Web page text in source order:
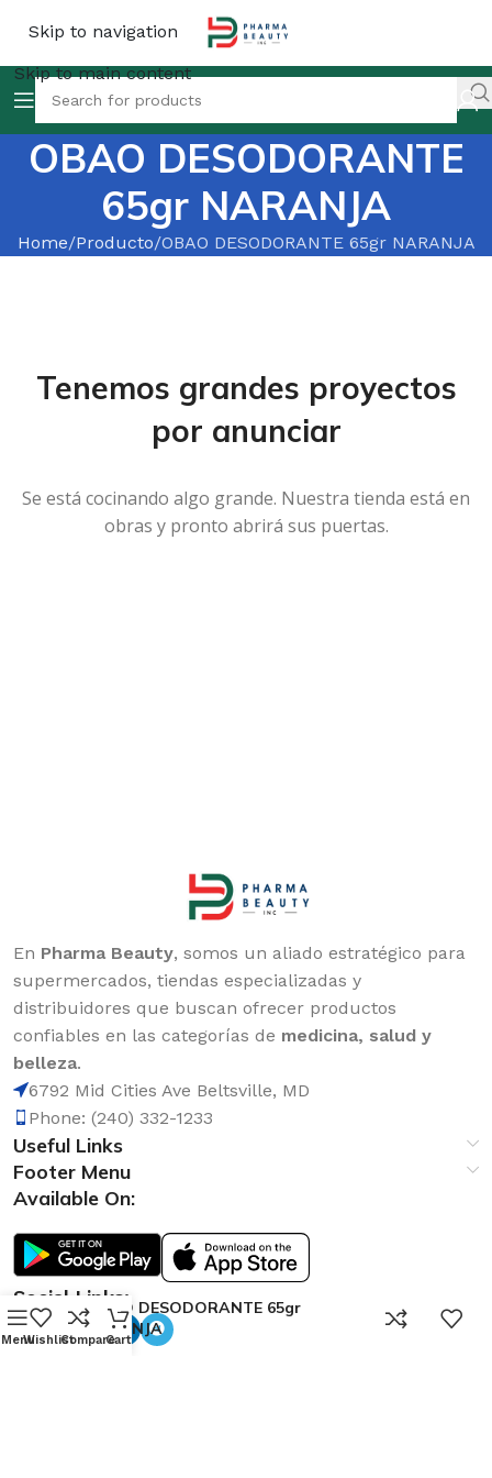
Skip to navigation
Skip to main content
OBAO DESODORANTE
65gr NARANJA
Home Producto OBAO DESODORANTE 65gr NARANJA
Tenemos grandes proyectos
por anunciar
Se está cocinando algo grande. Nuestra tienda está en
obras y pronto abrirá sus puertas.
En Pharma Beauty, somos un aliado estratégico para
supermercados, tiendas especializadas y
distribuidores que buscan ofrecer productos
confiables en las categorías de medicina, salud y
belleza.
6792 Mid Cities Ave Beltsville, MD
Phone: (240) 332-1233
Useful Links
Footer Menu
Available On:
Social Links:OBAO DESODORANTE 65gr
NARANJA
MenuWishlistCompare
0
Cart